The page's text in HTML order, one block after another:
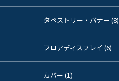
タペストリー・バナー (8)
フロアディスプレイ (6)
カバー (1)